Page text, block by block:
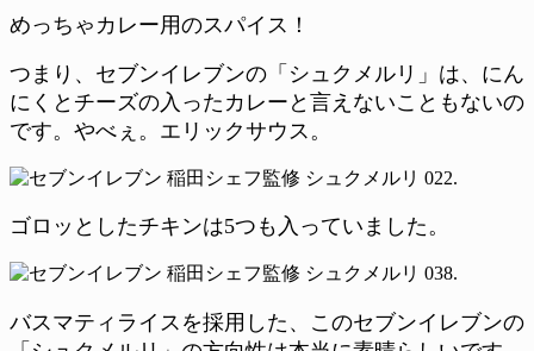
めっちゃカレー用のスパイス！
つまり、セブンイレブンの「シュクメルリ」は、にん
にくとチーズの入ったカレーと言えないこともないの
です。やべぇ。エリックサウス。
ゴロッとしたチキンは5つも入っていました。
バスマティライスを採用した、このセブンイレブンの